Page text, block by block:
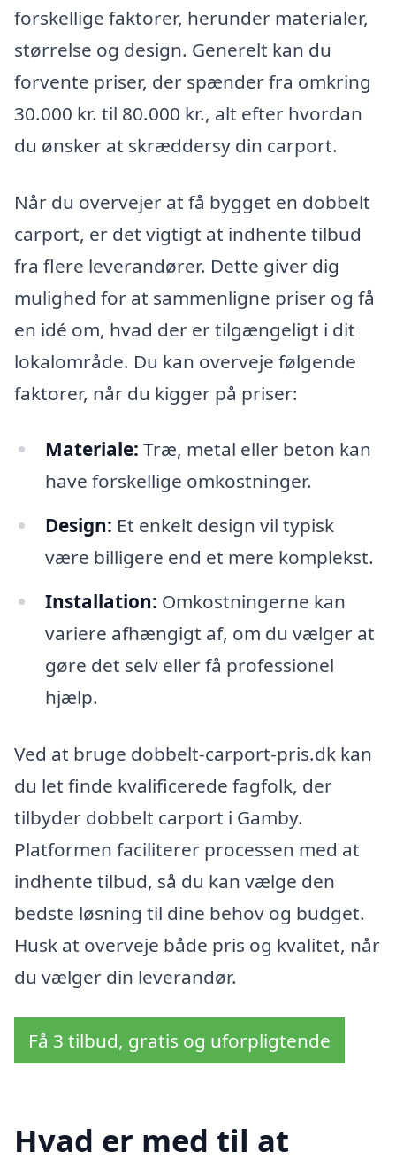
forskellige faktorer, herunder materialer,
størrelse og design. Generelt kan du
forvente priser, der spænder fra omkring
30.000 kr. til 80.000 kr., alt efter hvordan
du ønsker at skræddersy din carport.
Når du overvejer at få bygget en dobbelt
carport, er det vigtigt at indhente tilbud
fra flere leverandører. Dette giver dig
mulighed for at sammenligne priser og få
en idé om, hvad der er tilgængeligt i dit
lokalområde. Du kan overveje følgende
faktorer, når du kigger på priser:
Materiale: Træ, metal eller beton kan
have forskellige omkostninger.
Design: Et enkelt design vil typisk
være billigere end et mere komplekst.
Installation: Omkostningerne kan
variere afhængigt af, om du vælger at
gøre det selv eller få professionel
hjælp.
Ved at bruge dobbelt-carport-pris.dk kan
du let finde kvalificerede fagfolk, der
tilbyder dobbelt carport i Gamby.
Platformen faciliterer processen med at
indhente tilbud, så du kan vælge den
bedste løsning til dine behov og budget.
Husk at overveje både pris og kvalitet, når
du vælger din leverandør.
Få 3 tilbud, gratis og uforpligtende
Hvad er med til at